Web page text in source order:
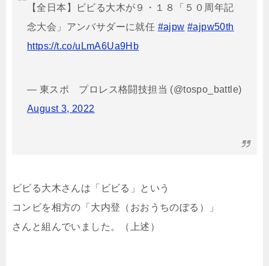
【全日本】ビビる大木が９・１８「５０周年記
念大会」アンバサダーに就任 #ajpw #ajpw50th
https://t.co/uLmA6Ua9Hb
— 東スポ プロレス格闘技担当 (@tospo_battle)
August 3, 2022
ビビる大木さんは「ビビる」という
コンビを相方の「大内登（おおうちのぼる）」
さんと組んでいました。（上述）